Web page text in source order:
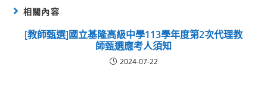
相關內容
[教師甄選]國立基隆高級中學113學年度第2次代理教
師甄選應考人須知
2024-07-22